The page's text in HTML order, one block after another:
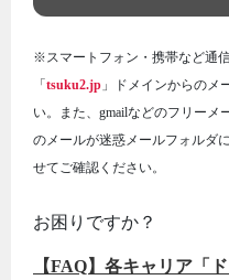
※スマートフォン・携帯など通
「 tsuku2.jp 」ドメインからのメ
い。また、gmailなどのフリーメ
のメールが迷惑メールフォルダ
せてご確認ください。
お困りですか？
【FAQ】各キャリア「